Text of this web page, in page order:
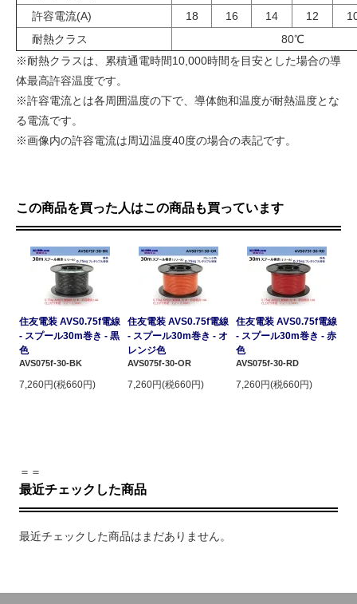
許容電流(A)
18 16 14 12
耐熱クラス
80℃
※耐熱クラスは、累積通電時間10,000時間を目安とした場合の導
体最高許容温度です。
※許容電流とは各周囲温度の下で、導体飽和温度が耐熱温度とな
る電流です。
※画像内の許容電流は周辺温度40度の場合の表記です。
この商品を買った人はこの商品も買っています
住友電装 AVS0.75f電線
- スプール30m巻き - 黒
色
AVS075f-30-BK
7,260円(税660円)
住友電装 AVS0.75f電線
- スプール30m巻き - オ
レンジ色
AVS075f-30-OR
7,260円(税660円)
住友電装 AVS0.75f電線
- スプール30m巻き - 赤
色
AVS075f-30-RD
7,260円(税660円)
＝＝
最近チェックした商品
最近チェックした商品はまだありません。